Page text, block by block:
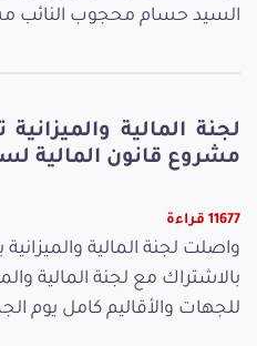
السيد حسام محجوب النائب
لجنة المالية
مشروع قانون المالية لسنة
11677 قراءة
واصلت لجنة المالية
بالاشتراك مع لجنة المالية
للجهات والأقاليم كامل يوم الجمعة 15 نوفمبر